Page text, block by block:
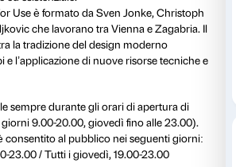
dellaNotte Biancadi Firenze,
20 maggio 2011) è una
/ For Useper il cortile di
di Cultura Contemporanea
di forme sospese fatte di
intersecando scultura,